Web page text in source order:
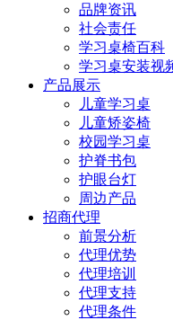
品牌资讯
社会责任
学习桌椅百科
学习桌安装视
产品展示
儿童学习桌
儿童矫姿椅
校园学习桌
护脊书包
护眼台灯
周边产品
招商代理
前景分析
代理优势
代理培训
代理支持
代理条件